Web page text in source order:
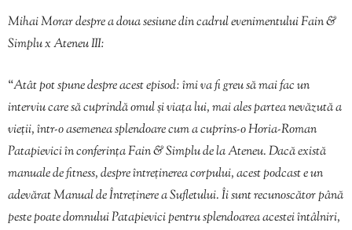
Mihai Morar despre a doua sesiune din cadrul evenimentului Fain &
Simplu x Ateneu III:
“Atât pot spune despre acest episod: îmi va fi greu să mai fac un
interviu care să cuprindă omul și viața lui, mai ales partea nevăzută a
vieții, într-o asemenea splendoare cum a cuprins-o Horia-Roman
Patapievici în conferința Fain & Simplu de la Ateneu. Dacă există
manuale de fitness, despre întreținerea corpului, acest podcast e un
adevărat Manual de Întreținere a Sufletului. Îi sunt recunoscător până
peste poate domnului Patapievici pentru splendoarea acestei întâlniri,